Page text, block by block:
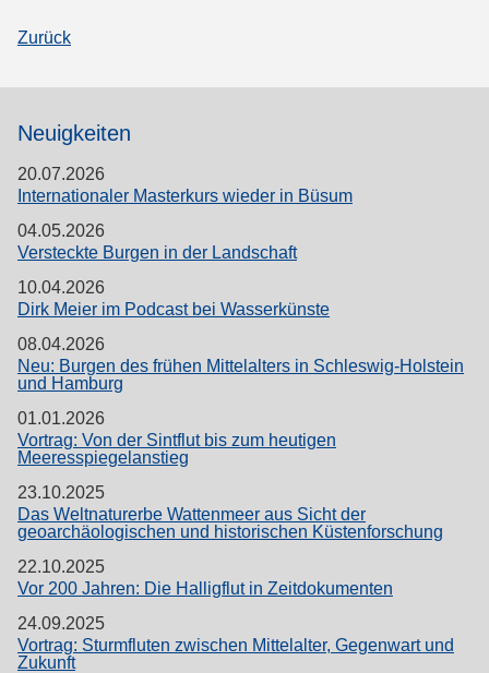
Zurück
Neuigkeiten
20.07.2026
Internationaler Masterkurs wieder in Büsum
04.05.2026
Versteckte Burgen in der Landschaft
10.04.2026
Dirk Meier im Podcast bei Wasserkünste
08.04.2026
Neu: Burgen des frühen Mittelalters in Schleswig-Holstein
und Hamburg
01.01.2026
Vortrag: Von der Sintflut bis zum heutigen
Meeresspiegelanstieg
23.10.2025
Das Weltnaturerbe Wattenmeer aus Sicht der
geoarchäologischen und historischen Küstenforschung
22.10.2025
Vor 200 Jahren: Die Halligflut in Zeitdokumenten
24.09.2025
Vortrag: Sturmfluten zwischen Mittelalter, Gegenwart und
Zukunft